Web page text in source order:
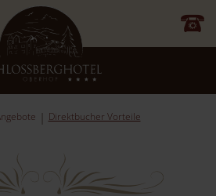
Direktbucher Vorteile